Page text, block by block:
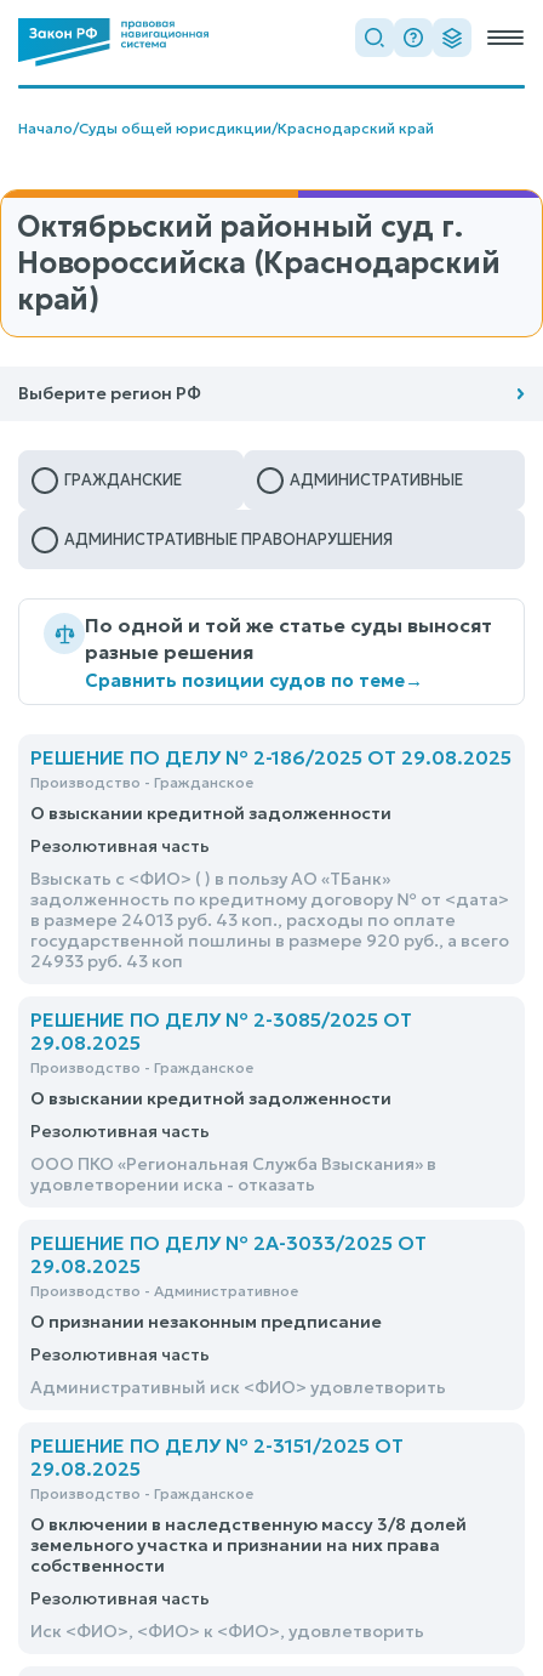
Начало/Суды общей юрисдикции/Краснодарский край
Октябрьский районный суд г.
Новороссийска (Краснодарский
край)
Выберите регион РФ
ГРАЖДАНСКИЕ АДМИНИСТРАТИВНЫЕ
АДМИНИСТРАТИВНЫЕ ПРАВОНАРУШЕНИЯ
По одной и той же статье суды выносят
разные решения
Сравнить позиции судов по теме→
РЕШЕНИЕ ПО ДЕЛУ № 2-186/2025 ОТ 29.08.2025
Производство - Гражданское
О взыскании кредитной задолженности
Резолютивная часть
Взыскать с <ФИО> ( ) в пользу АО «ТБанк»
задолженность по кредитному договору № от <дата>
в размере 24013 руб. 43 коп., расходы по оплате
государственной пошлины в размере 920 руб., а всего
24933 руб. 43 коп
РЕШЕНИЕ ПО ДЕЛУ № 2-3085/2025 ОТ
29.08.2025
Производство - Гражданское
О взыскании кредитной задолженности
Резолютивная часть
ООО ПКО «Региональная Служба Взыскания» в
удовлетворении иска - отказать
РЕШЕНИЕ ПО ДЕЛУ № 2А-3033/2025 ОТ
29.08.2025
Производство - Административное
О признании незаконным предписание
Резолютивная часть
Административный иск <ФИО> удовлетворить
РЕШЕНИЕ ПО ДЕЛУ № 2-3151/2025 ОТ
29.08.2025
Производство - Гражданское
О включении в наследственную массу 3/8 долей
земельного участка и признании на них права
собственности
Резолютивная часть
Иск <ФИО>, <ФИО> к <ФИО>, удовлетворить